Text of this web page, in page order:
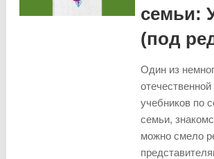
семьи:
(под
Один из
учебников по
семьи,
можно смело